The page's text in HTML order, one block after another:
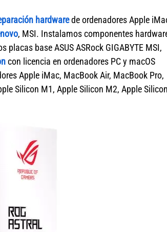
hardwarede ordenadores Apple
, MSI. Instalamos componentes
base ASUS ASRock GIGABYTE MSI,
con licencia en ordenadores PC y macOS
Apple iMac, MacBook Air, MacBook Pro,
Silicon M1, Apple Silicon M2, Apple